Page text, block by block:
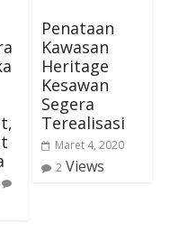
Penataan
Kawasan
Heritage
Kesawan
Segera
Terealisasi
Maret 4, 2020
2 Views